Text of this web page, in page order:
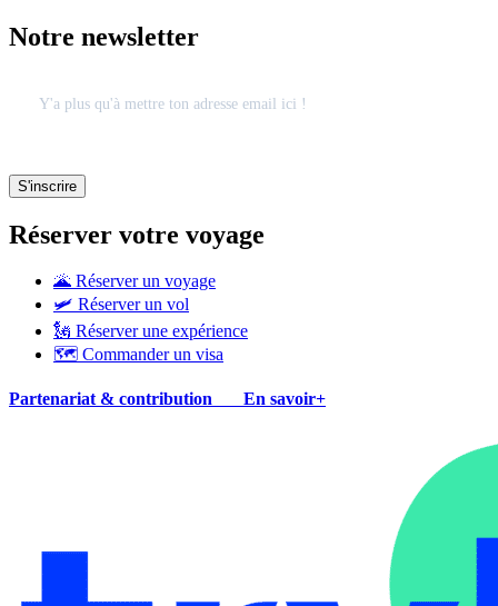
Notre newsletter
Réserver votre voyage
🌋 Réserver un voyage
🛩 Réserver un vol
🗽 Réserver une expérience
🗺 Commander un visa
Partenariat & contribution En savoir+